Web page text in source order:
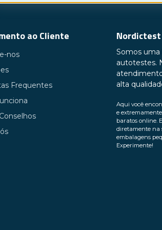
parte importante dos cuidados
Clique no link abaixo para fazer a
em tornar os testes de saúde
aqui para encomendar o seu
ao Cliente
nos
Frequentes
Nordictest
Somos uma
autotestes.
alta
Aqui você
e
baratos online.
diretamente na
embalagens
Experimente!